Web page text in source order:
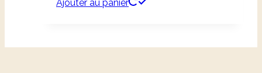
Ajouter au panier